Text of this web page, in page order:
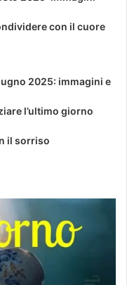
con il cuore
2025: immagini e
l’ultimo giorno
il sorriso